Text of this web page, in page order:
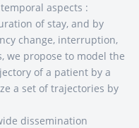
aspects :
of stay, and by
change, interruption,
we propose to model the
of a patient by a
a set of trajectories by
dissemination